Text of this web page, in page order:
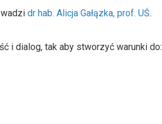
dr hab. Alicja Gałązka, prof. UŚ.
i dialog, tak aby stworzyć warunki do: